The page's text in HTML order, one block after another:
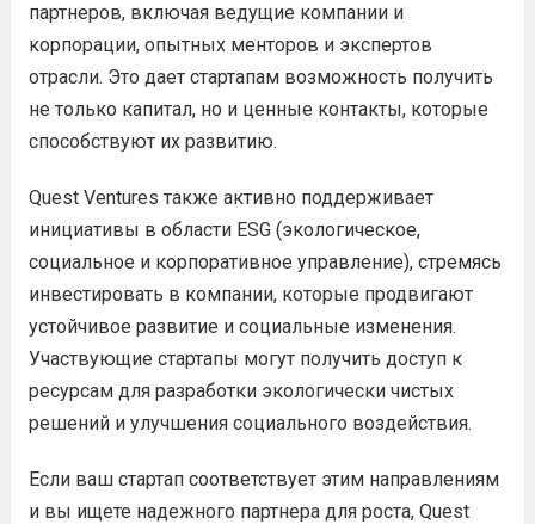
партнеров, включая ведущие компании и
корпорации, опытных менторов и экспертов
отрасли. Это дает стартапам возможность получить
не только капитал, но и ценные контакты, которые
способствуют их развитию.
Quest Ventures также активно поддерживает
инициативы в области ESG (экологическое,
социальное и корпоративное управление), стремясь
инвестировать в компании, которые продвигают
устойчивое развитие и социальные изменения.
Участвующие стартапы могут получить доступ к
ресурсам для разработки экологически чистых
решений и улучшения социального воздействия.
Если ваш стартап соответствует этим направлениям
и вы ищете надежного партнера для роста, Quest